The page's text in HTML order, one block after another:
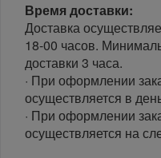
Время доставки:
Доставка
18-00 часов.
доставки 3 часа.
· При оформлении
осуществляется в
· При оформлении
осуществляется на